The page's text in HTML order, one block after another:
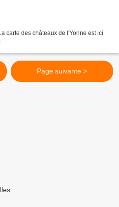
carte des châteaux de l'Yonne est ici
Page suivante >